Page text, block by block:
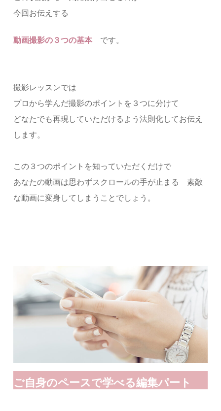
今回お伝えする
動画撮影の３つの基本 です。
撮影レッスンでは
プロから学んだ撮影のポイントを３つに分けて
どなたでも再現していただけるよう法則化してお伝え
します。
この３つのポイントを知っていただくだけで
あなたの動画は思わずスクロールの手が止まる 素敵
な動画に変身してしまうことでしょう。
ご自身のペースで学べる編集パート